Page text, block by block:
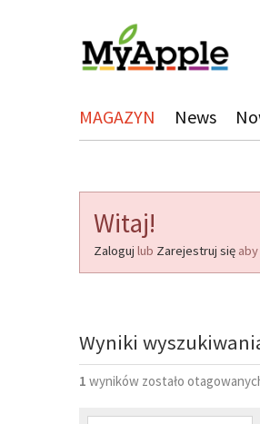
MAGAZYN News
Witaj!
Zaloguj lub Zarejestruj się
Wyniki
1 wyników zostało